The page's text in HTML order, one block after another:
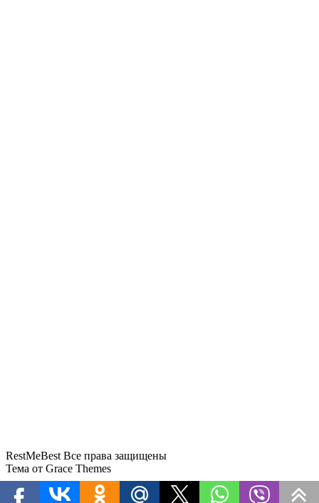
RestMeBest Все права защищены
Тема от Grace Themes